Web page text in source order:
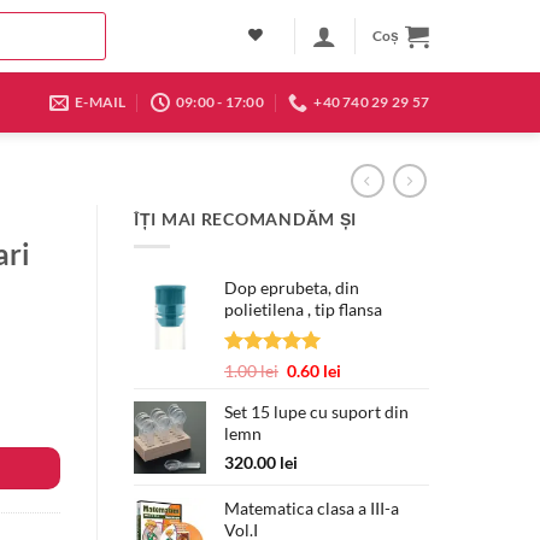
Coș
E-MAIL 09:00 - 17:00 +40 740 29 29 57
ÎȚI MAI RECOMANDĂM ȘI
Dop eprubeta, din
polietilena , tip flansa
Evaluat la
1.00lei Prețul
a
1.00 lei.
0.60 lei
este:
Set 15 lupe cu suport din
lemn
320.00 lei
Matematica clasa a III-a
Vol.I